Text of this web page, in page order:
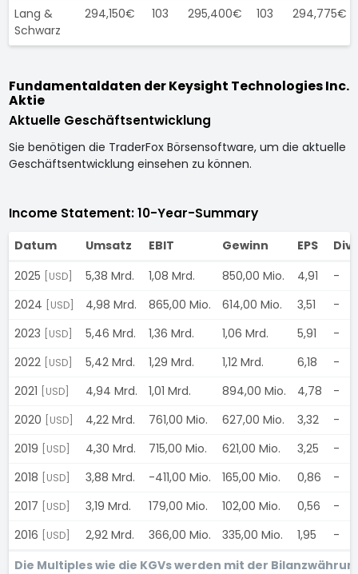
Lang &
Schwarz
294,150€ 103 295,400€ 103 294,775€
Fundamentaldaten der Keysight Technologies Inc.
Aktie
Aktuelle Geschäftsentwicklung
Sie benötigen die TraderFox Börsensoftware, um die aktuelle
Geschäftsentwicklung einsehen zu können.
Income Statement: 10-Year-Summary
Datum Umsatz EBIT Gewinn EPS
2025
[USD] 5,38 Mrd. 1,08 Mrd. 850,00 Mio. 4,91
-
2024
[USD] 4,98 Mrd. 865,00 Mio. 614,00 Mio. 3,51
-
2023
[USD] 5,46 Mrd. 1,36 Mrd. 1,06 Mrd. 5,91
-
2022
[USD] 5,42 Mrd. 1,29 Mrd. 1,12 Mrd. 6,18
-
2021
[USD] 4,94 Mrd. 1,01 Mrd. 894,00 Mio. 4,78
-
2020
[USD] 4,22 Mrd. 761,00 Mio. 627,00 Mio. 3,32
-
2019
[USD] 4,30 Mrd. 715,00 Mio. 621,00 Mio. 3,25
-
2018
[USD] 3,88 Mrd. -411,00 Mio. 165,00 Mio. 0,86
-
2017
[USD] 3,19 Mrd. 179,00 Mio. 102,00 Mio. 0,56
-
2016
[USD] 2,92 Mrd. 366,00 Mio. 335,00 Mio. 1,95
-
Die Multiples wie die KGVs werden mit der